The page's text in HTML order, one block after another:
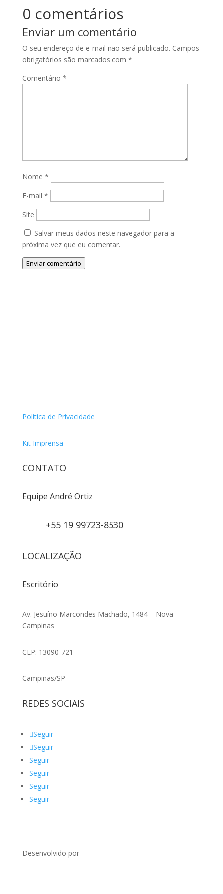
0 comentários
Enviar um comentário
O seu endereço de e-mail não será publicado. Campos
obrigatórios são marcados com *
Comentário *
Nome *
E-mail *
Site
Salvar meus dados neste navegador para a
próxima vez que eu comentar.
Enviar comentário
Política de Privacidade
Kit Imprensa
CONTATO
Equipe André Ortiz
+55 19 99723-8530
LOCALIZAÇÃO
Escritório
Av. Jesuíno Marcondes Machado, 1484 – Nova
Campinas
CEP: 13090-721
Campinas/SP
REDES SOCIAIS
Seguir
Seguir
Seguir
Seguir
Seguir
Seguir
Desenvolvido por